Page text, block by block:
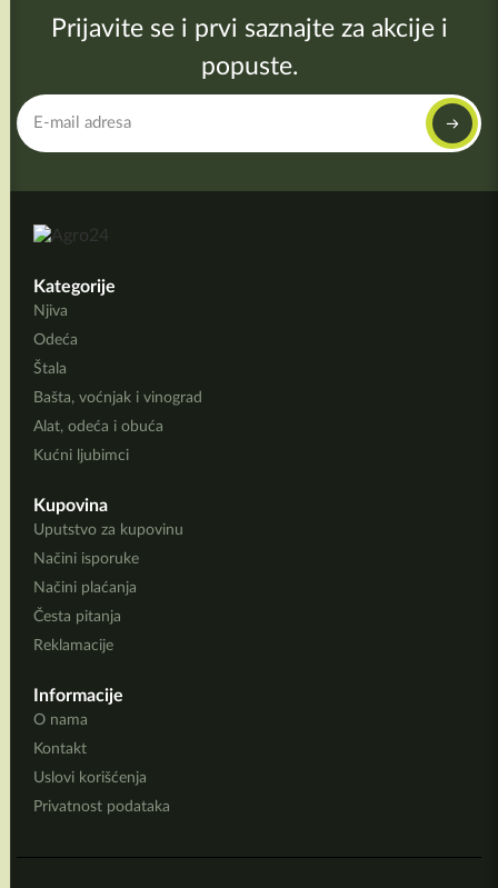
Prijavite se i prvi saznajte za akcije i
popuste.
Kategorije
Njiva
Odeća
Štala
Bašta, voćnjak i vinograd
Alat, odeća i obuća
Kućni ljubimci
Kupovina
Uputstvo za kupovinu
Načini isporuke
Načini plaćanja
Česta pitanja
Reklamacije
Informacije
O nama
Kontakt
Uslovi korišćenja
Privatnost podataka